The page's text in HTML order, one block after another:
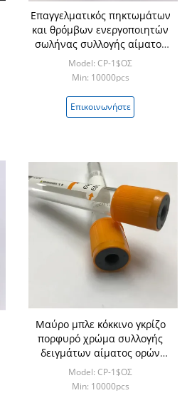
Επαγγελματικός πηκτωμάτων
και θρόμβων ενεργοποιητών
σωλήνας συλλογής αίματος
σωλήνων κενός
Model: CP-1$ΟΣ
Min: 10000pcs
Επικοινωνήστε
Μαύρο μπλε κόκκινο γκρίζο
πορφυρό χρώμα συλλογής
δειγμάτων αίματος ορών
πλάσματος
Model: CP-1$ΟΣ
Min: 10000pcs